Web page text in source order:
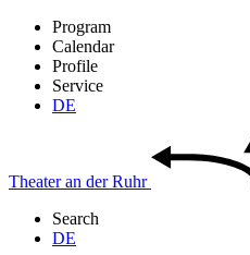
Program
Calendar
Profile
Service
DE
Theateran derRuhr
Search
DE